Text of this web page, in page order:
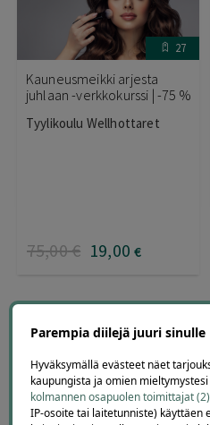
27
Kauneusmeikki arjesta
juhlaan -verkkokurssi | -75 %
Tyylikoulu Wellhottaret
75,00€ 19,00 €
26
Valokuvausverkkokurssi
Parempia diilejä juuri sinulle
Hyväksymällä evästeet näet
kaupungista ja omien
kolmannen osapuolen toimittajat (2)
IP-osoite tai laitetunniste) käyttäen